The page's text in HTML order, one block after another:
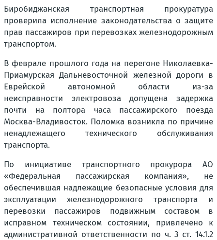
Биробиджанская транспортная прокуратура
проверила исполнение законодательства о защите
прав пассажиров при перевозках железнодорожным
транспортом.
В феврале прошлого года на перегоне Николаевка-
Приамурская Дальневосточной железной дороги в
Еврейской автономной области из-за
неисправности электровоза допущена задержка
почти на полтора часа пассажирского поезда
Москва-Владивосток. Поломка возникла по причине
ненадлежащего технического обслуживания
транспорта.
По инициативе транспортного прокурора АО
«Федеральная пассажирская компания», не
обеспечившая надлежащие безопасные условия для
эксплуатации железнодорожного транспорта и
перевозки пассажиров подвижным составом в
исправном техническом состоянии, привлечено к
административной ответственности по ч. 3 ст. 14.1.2